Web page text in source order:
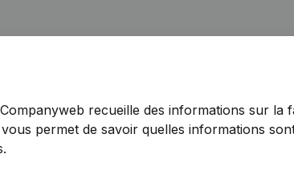
recueille des informations sur la
vous permet de savoir quelles informations